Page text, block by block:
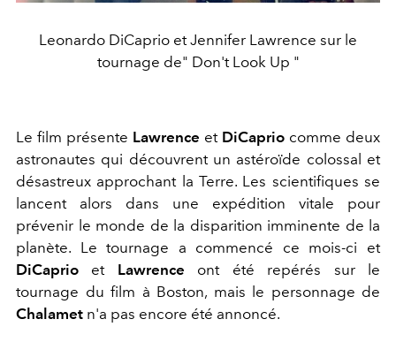
Leonardo DiCaprio et Jennifer Lawrence sur le
tournage de" Don't Look Up "
Le film présente Lawrence et DiCaprio comme deux
astronautes qui découvrent un astéroïde colossal et
désastreux approchant la Terre. Les scientifiques se
lancent alors dans une expédition vitale pour
prévenir le monde de la disparition imminente de la
planète. Le tournage a commencé ce mois-ci et
DiCaprio et Lawrence ont été repérés sur le
tournage du film à Boston, mais le personnage de
Chalamet n'a pas encore été annoncé.